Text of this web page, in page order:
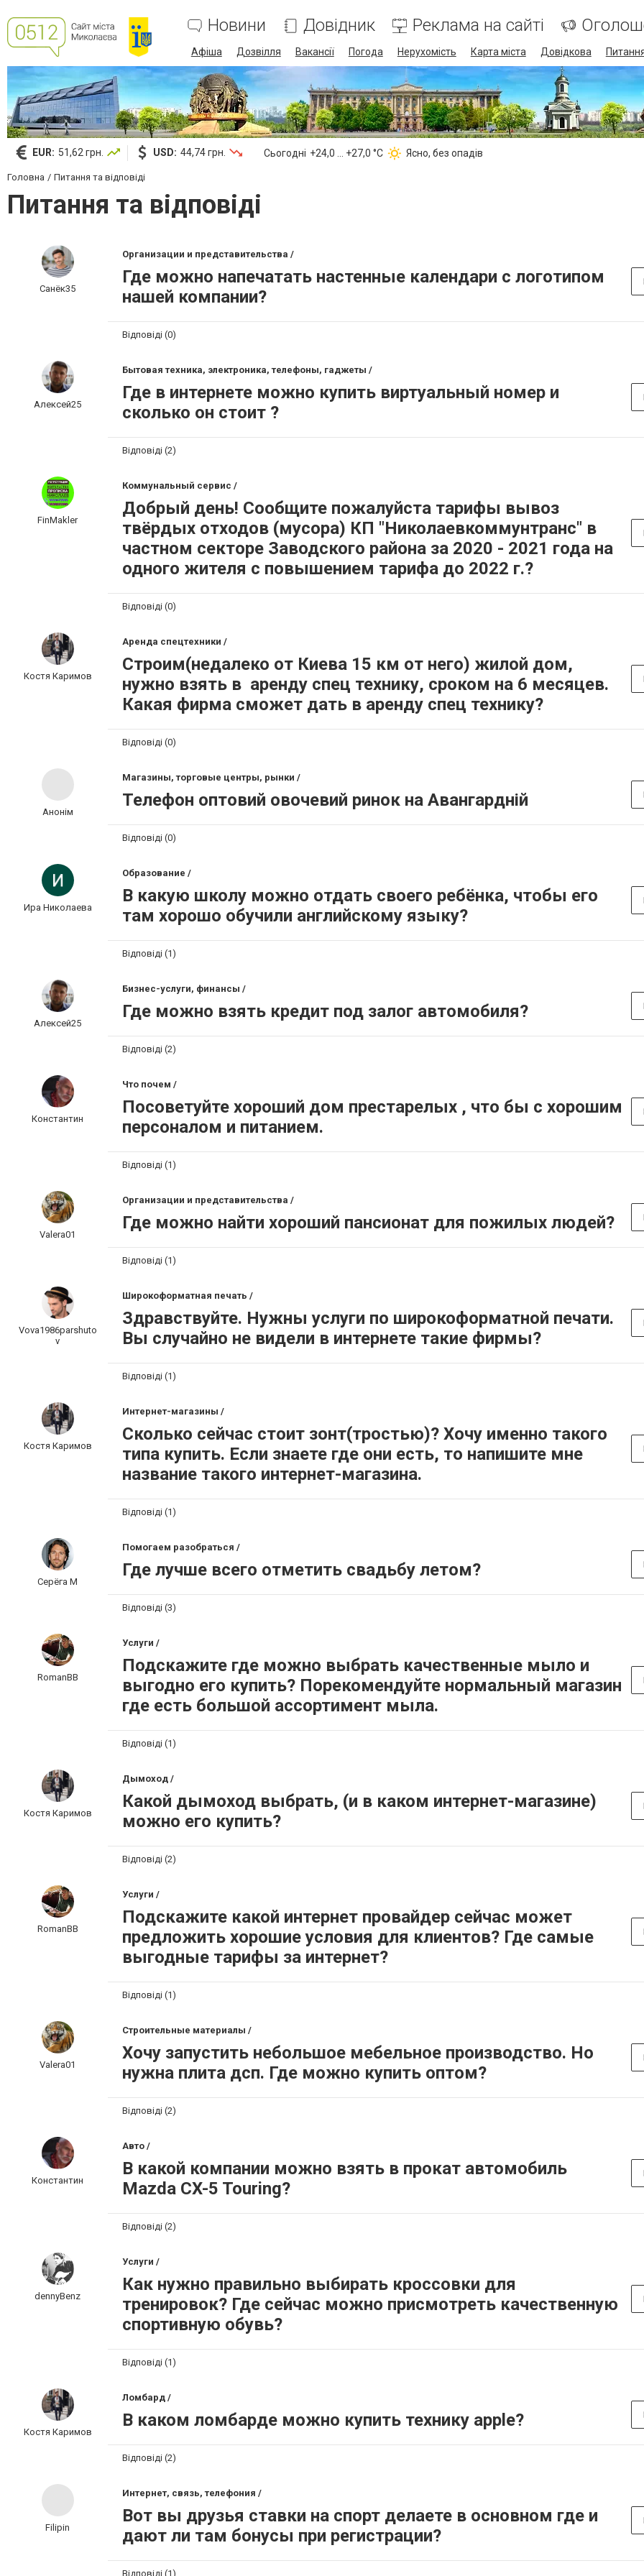
Новини Довідник Реклама на сайті
Афіша Дозвілля Вакансії Погода Нерухомість Карта міста Довідкова
EUR: 51,62 грн. USD: 44,74 грн. Сьогодні +24,0 ... +27,0 °С Ясно, без опадів
Головна Питання та відповіді
Питання та відповіді
Санёк35
Организации и представительства /
Где можно напечатать настенные календари с логотипом
нашей компании?
Відповіді (0)
Алексей25
Бытовая техника, электроника, телефоны, гаджеты /
Где в интернете можно купить виртуальный номер и
сколько он стоит ?
Відповіді (2)
FinMakler
Коммунальный сервис /
Добрый день! Сообщите пожалуйста тарифы вывоз
твёрдых отходов (мусора) КП "Николаевкоммунтранс" в
частном секторе Заводского района за 2020 - 2021 года на
одного жителя с повышением тарифа до 2022 г.?
Відповіді (0)
Костя Каримов
Аренда спецтехники /
Строим(недалеко от Киева 15 км от него) жилой дом,
нужно взять в аренду спец технику, сроком на 6 месяцев.
Какая фирма сможет дать в аренду спец технику?
Відповіді (0)
Анонім
Магазины, торговые центры, рынки /
Телефон оптовий овочевий ринок на Авангардній
Відповіді (0)
Ира Николаева
Образование /
В какую школу можно отдать своего ребёнка, чтобы его
там хорошо обучили английскому языку?
Відповіді (1)
Алексей25
Бизнес-услуги, финансы /
Где можно взять кредит под залог автомобиля?
Відповіді (2)
Константин
Что почем /
Посоветуйте хороший дом престарелых , что бы с хорошим
персоналом и питанием.
Відповіді (1)
Valera01
Организации и представительства /
Где можно найти хороший пансионат для пожилых людей?
Відповіді (1)
Vova1986parshuto
v
Широкоформатная печать /
Здравствуйте. Нужны услуги по широкоформатной печати.
Вы случайно не видели в интернете такие фирмы?
Відповіді (1)
Костя Каримов
Интернет-магазины /
Сколько сейчас стоит зонт(тростью)? Хочу именно такого
типа купить. Если знаете где они есть, то напишите мне
название такого интернет-магазина.
Відповіді (1)
Серёга М
Помогаем разобраться /
Где лучше всего отметить свадьбу летом?
Відповіді (3)
RomanBB
Услуги /
Подскажите где можно выбрать качественные мыло и
выгодно его купить? Порекомендуйте нормальный магазин
где есть большой ассортимент мыла.
Відповіді (1)
Костя Каримов
Дымоход /
Какой дымоход выбрать, (и в каком интернет-магазине)
можно его купить?
Відповіді (2)
RomanBB
Услуги /
Подскажите какой интернет провайдер сейчас может
предложить хорошие условия для клиентов? Где самые
выгодные тарифы за интернет?
Відповіді (1)
Valera01
Строительные материалы /
Хочу запустить небольшое мебельное производство. Но
нужна плита дсп. Где можно купить оптом?
Відповіді (2)
Константин
Авто /
В какой компании можно взять в прокат автомобиль
Mazda CX-5 Touring?
Відповіді (2)
dennyBenz
Услуги /
Как нужно правильно выбирать кроссовки для
тренировок? Где сейчас можно присмотреть качественную
спортивную обувь?
Відповіді (1)
Костя Каримов
Ломбард /
В каком ломбарде можно купить технику apple?
Відповіді (2)
Filipin
Интернет, связь, телефония /
Вот вы друзья ставки на спорт делаете в основном где и
дают ли там бонусы при регистрации?
Відповіді (1)